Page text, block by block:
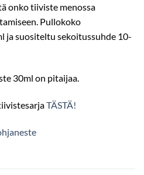
onko tiiviste menossa
Pullokoko
ja suositeltu sekoitussuhde 10-
30ml on pitaijaa.
TÄSTÄ!